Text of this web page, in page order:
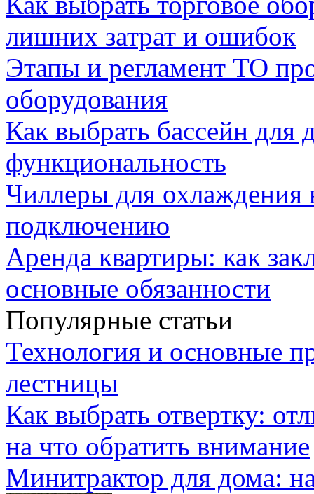
лишних затрат и ошибок
Этапы и регламент ТО
оборудования
Как выбрать бассейн для
функциональность
Чиллеры для охлаждения
подключению
Аренда квартиры: как
основные обязанности
Популярные статьи
Технология и основные
лестницы
Как выбрать отвертку:
на что обратить внимание
Минитрактор для дома: